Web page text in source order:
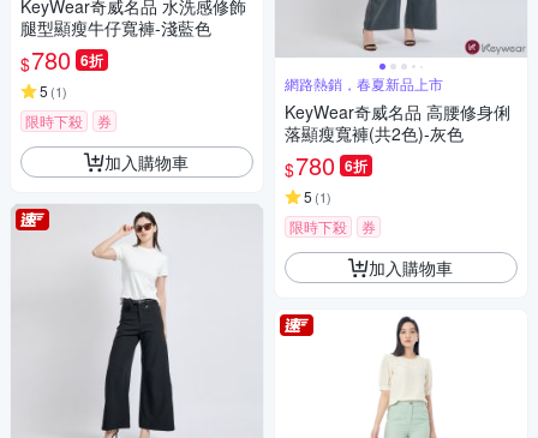
KeyWear奇威名品 水洗感修飾
腿型顯瘦牛仔寬褲-淺藍色
$780 6折
5 (1)
限時下殺 券
加入購物車
網路熱銷，春夏新品上市
KeyWear奇威名品 高腰修身俐
落顯瘦寬褲(共2色)-灰色
$780 6折
5 (1)
限時下殺 券
加入購物車